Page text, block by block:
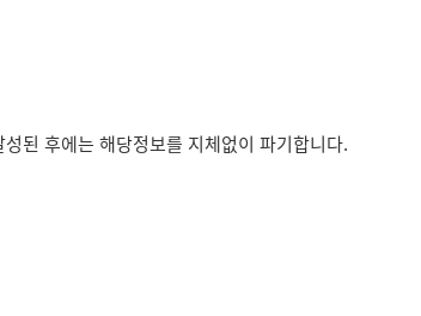
된 후에는 해당정보를 지체없이 파기합니다.